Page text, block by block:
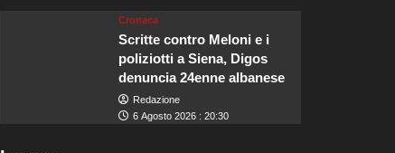
Cronaca
Scritte contro Meloni e i
poliziotti a Siena, Digos
denuncia 24enne albanese
Redazione
6 Agosto 2026 : 20:30